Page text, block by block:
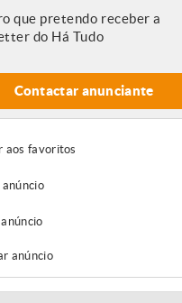
que pretendo receber a
do Há Tudo
Contactar anunciante
aos favoritos
anúncio